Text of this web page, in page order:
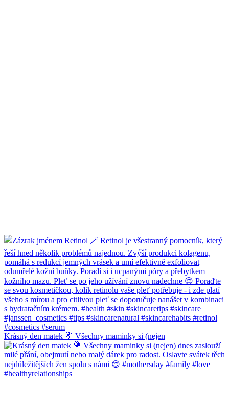
Krásný den matek 💐 Všechny maminky si (nejen